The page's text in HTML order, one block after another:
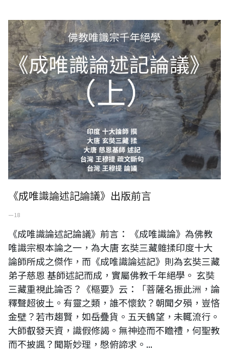
《成唯識論述記論議》
《成唯識論述記論議》出版前言
一 18
《成唯識論述記論議》前言： 《成唯識論》為佛教
唯識宗根本論之一，為大唐 玄奘三藏雜揉印度十大
論師所成之傑作，而《成唯識論述記》則為玄奘三藏
弟子慈恩 基師述記而成，實屬佛教千年絕學。 玄奘
三藏重視此論否？《樞要》云：「菩薩名振此洲，論
釋聲超彼土。有靈之類，誰不懷欽？朝聞夕殞，豈悋
金壁？若市趨賢，如岳疊貨。五天鶴望，未輒流行。
大師叡發天資，識假修謁。無神迹而不瞻禮，何聖教
而不披諷？聞斯妙理，慇俯諦求。...